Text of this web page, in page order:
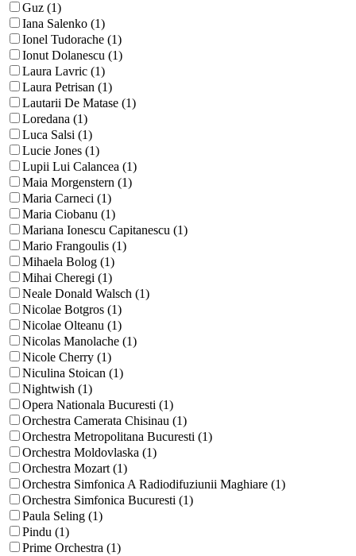
Guz (1)
Iana Salenko (1)
Ionel Tudorache (1)
Ionut Dolanescu (1)
Laura Lavric (1)
Laura Petrisan (1)
Lautarii De Matase (1)
Loredana (1)
Luca Salsi (1)
Lucie Jones (1)
Lupii Lui Calancea (1)
Maia Morgenstern (1)
Maria Carneci (1)
Maria Ciobanu (1)
Mariana Ionescu Capitanescu (1)
Mario Frangoulis (1)
Mihaela Bolog (1)
Mihai Cheregi (1)
Neale Donald Walsch (1)
Nicolae Botgros (1)
Nicolae Olteanu (1)
Nicolas Manolache (1)
Nicole Cherry (1)
Niculina Stoican (1)
Nightwish (1)
Opera Nationala Bucuresti (1)
Orchestra Camerata Chisinau (1)
Orchestra Metropolitana Bucuresti (1)
Orchestra Moldovlaska (1)
Orchestra Mozart (1)
Orchestra Simfonica A Radiodifuziunii Maghiare (1)
Orchestra Simfonica Bucuresti (1)
Paula Seling (1)
Pindu (1)
Prime Orchestra (1)